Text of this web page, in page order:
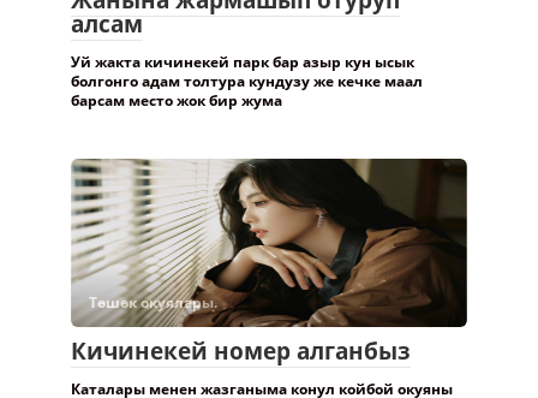
алсам
Уй жакта кичинекей парк бар азыр кун ысык
болгонго адам толтура кундузу же кечке маал
барсам место жок бир жума
Төшөк окуялары.
Кичинекей номер алганбыз
Каталары менен жазганыма конул койбой окуяны